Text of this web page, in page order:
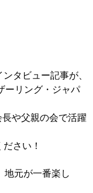
タビュー記事が、
ーリング・ジャパ
や父親の会で活躍
さい！
地元が一番楽し